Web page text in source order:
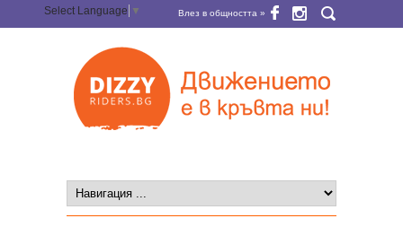
Select Language ▼ Влез в общността »